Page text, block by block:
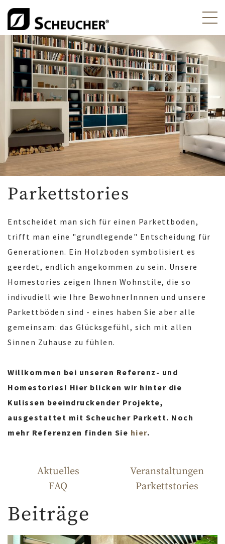
Parkettstories
Entscheidet man sich für einen Parkettboden,
trifft man eine "grundlegende" Entscheidung für
Generationen. Ein Holzboden symbolisiert es
geerdet, endlich angekommen zu sein. Unsere
Homestories zeigen Ihnen Wohnstile, die so
indivudiell wie Ihre BewohnerInnnen und unsere
Parkettböden sind - eines haben Sie aber alle
gemeinsam: das Glücksgefühl, sich mit allen
Sinnen Zuhause zu fühlen.
Willkommen bei unseren Referenz- und
Homestories! Hier blicken wir hinter die
Kulissen beeindruckender Projekte,
ausgestattet mit Scheucher Parkett. Noch
mehr Referenzen finden Sie hier.
Aktuelles
Veranstaltungen
FAQ
Parkettstories
Beiträge